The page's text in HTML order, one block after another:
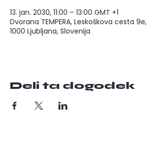
13. jan. 2030, 11:00 – 13:00 GMT +1
Dvorana TEMPERA, Leskoškova cesta 9e,
1000 Ljubljana, Slovenija
Deli ta dogodek